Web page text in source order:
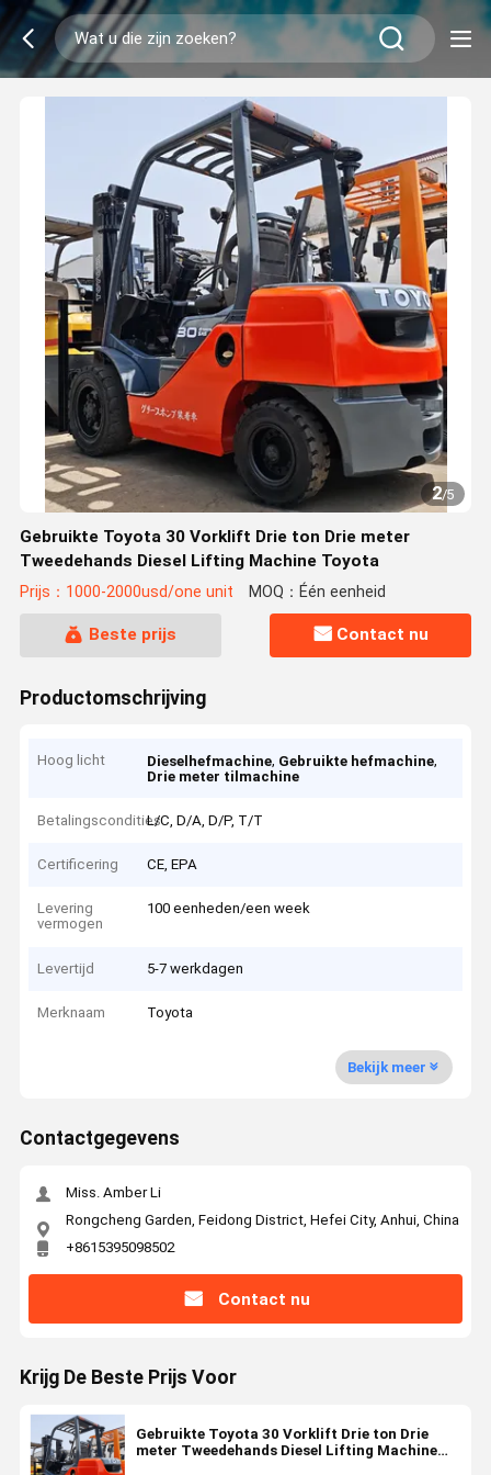
2/5
Gebruikte Toyota 30 Vorklift Drie ton Drie meter
Tweedehands Diesel Lifting Machine Toyota
Prijs：1000-2000usd/one unit MOQ：Één eenheid
Beste prijs Contact nu
Productomschrijving
Hoog licht Dieselhefmachine, Gebruikte hefmachine,
Drie meter tilmachine
BetalingsconditiesL/C, D/A, D/P, T/T
Certificering CE, EPA
Levering
vermogen
100 eenheden/een week
Levertijd 5-7 werkdagen
Merknaam Toyota
Bekijk meer
Contactgegevens
Miss. Amber Li
Rongcheng Garden, Feidong District, Hefei City, Anhui, China
+8615395098502
Contact nu
Krijg De Beste Prijs Voor
Gebruikte Toyota 30 Vorklift Drie ton Drie
meter Tweedehands Diesel Lifting Machine